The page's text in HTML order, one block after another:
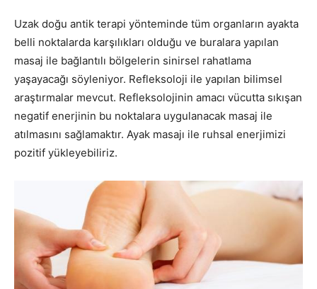
Uzak doğu antik terapi yönteminde tüm organların ayakta
belli noktalarda karşılıkları olduğu ve buralara yapılan
masaj ile bağlantılı bölgelerin sinirsel rahatlama
yaşayacağı söyleniyor. Refleksoloji ile yapılan bilimsel
araştırmalar mevcut. Refleksolojinin amacı vücutta sıkışan
negatif enerjinin bu noktalara uygulanacak masaj ile
atılmasını sağlamaktır. Ayak masajı ile ruhsal enerjimizi
pozitif yükleyebiliriz.